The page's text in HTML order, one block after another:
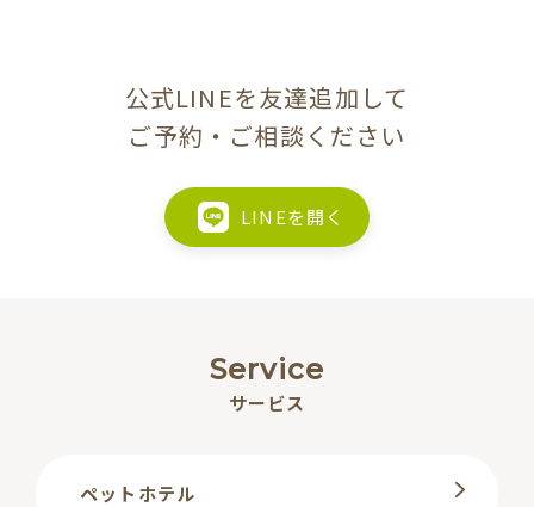
公式LINEを友達追加して
ご予約・ご相談ください
LINEを開く
Service
サービス
ペットホテル